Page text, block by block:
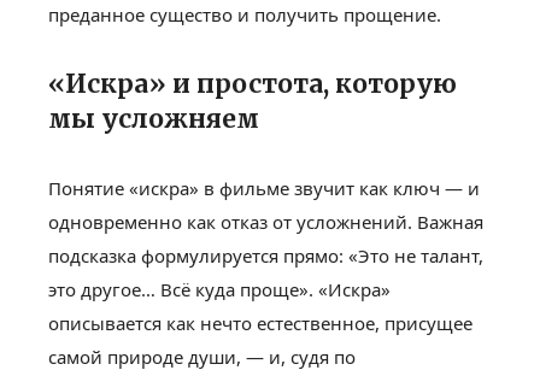
преданное существо и получить прощение.
«Искра» и простота, которую
мы усложняем
Понятие «искра» в фильме звучит как ключ — и
одновременно как отказ от усложнений. Важная
подсказка формулируется прямо: «Это не талант,
это другое… Всё куда проще». «Искра»
описывается как нечто естественное, присущее
самой природе души, — и, судя по